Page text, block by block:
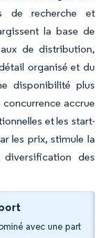
de recherche et
la base de
de distribution,
organisé et du
disponibilité plus
accrue
et les start-
les prix, stimule la
des
avec une part